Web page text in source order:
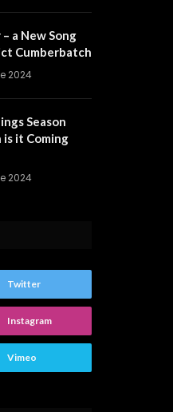
a New Song
Cumberbatch
2024
Season
is it Coming
2024
Twitter
Instagram
Vimeo